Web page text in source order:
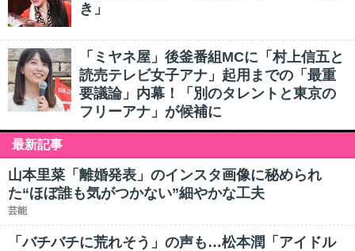
き」
「ミヤネ屋」後釜番組MCに「村上信五と
読売テレビ女子アナ」起用までの「最重
要議論」内幕！「別のタレントと東京の
フリーアナ」が候補に
最新記事
山本里菜「離婚発表」のインスタ画像に秘められ
た“ほぼ誰も気がつかない”細やかな工夫
芸能
「バチバチに荒れそう」の声も…松本潤「アイドル